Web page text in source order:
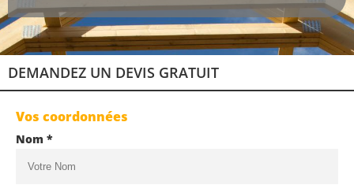
DEMANDEZ UN DEVIS GRATUIT
Vos coordonnées
Nom *